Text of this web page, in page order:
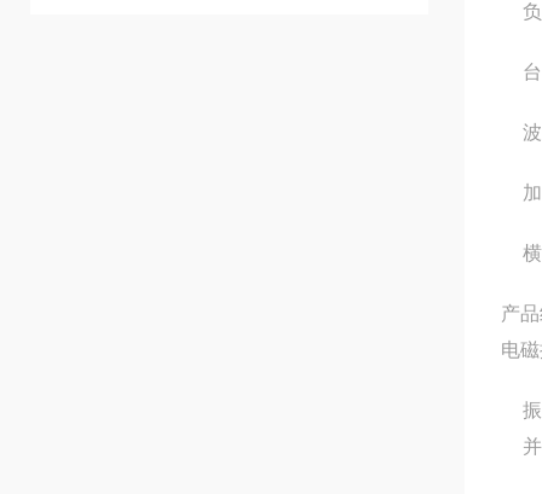
产
电